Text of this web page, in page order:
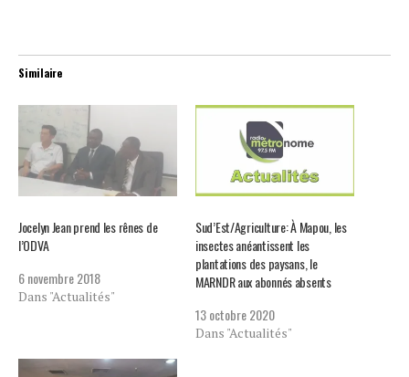
Similaire
Jocelyn Jean prend les rênes de
l’ODVA
6 novembre 2018
Dans "Actualités"
Sud’Est/Agriculture: À Mapou, les
insectes anéantissent les
plantations des paysans, le
MARNDR aux abonnés absents
13 octobre 2020
Dans "Actualités"